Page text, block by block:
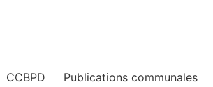
CCBPD Publications communales